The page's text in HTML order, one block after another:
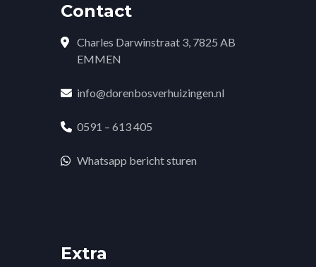
Contact
Charles Darwinstraat 3, 7825 AB
EMMEN
info@dorenbosverhuizingen.nl
0591 – 613 405
Whatsapp bericht sturen
Extra